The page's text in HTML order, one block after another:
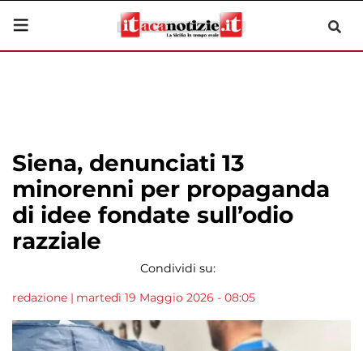
Siena, denunciati 13
minorenni per propaganda
di idee fondate sull’odio
razziale
Condividi su:
redazione | martedì 19 Maggio 2026 - 08:05